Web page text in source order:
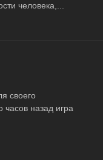
человека,...
своего
часов назад игра